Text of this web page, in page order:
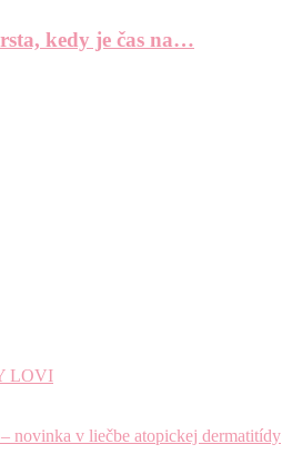
kedy je čas na…
LOVI
novinka v liečbe atopickej dermatitídy